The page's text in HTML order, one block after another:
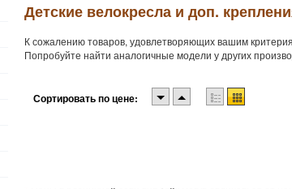
Детские велокресла и доп.
К сожалению товаров, удовлетворяющих вашим
Попробуйте найти аналогичные модели у других
Сортировать по цене: